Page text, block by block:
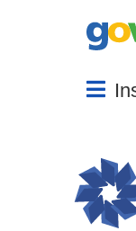
Portal
Abrir